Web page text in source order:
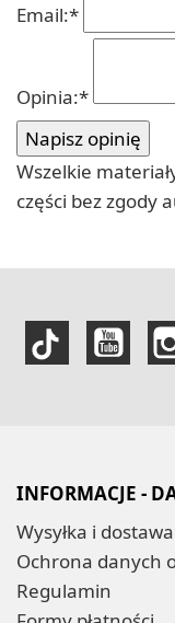
Email:*
Opinia:*
Wszelkie
części bez zgody
INFORMACJE -
Wysyłka i dostawa
Ochrona danych
Regulamin